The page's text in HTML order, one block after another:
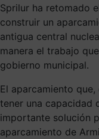
Sprilur ha retomado
construir un
antigua central
manera el trabajo
gobierno municipal.
El aparcamiento
tener una capacidad
importante solución
aparcamiento de